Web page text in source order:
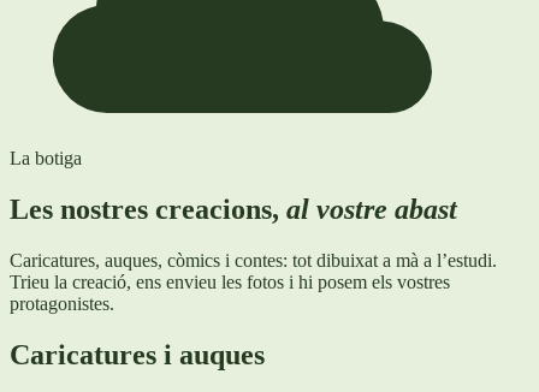
La botiga
Les nostres creacions, al vostre abast
Caricatures, auques, còmics i contes: tot dibuixat a mà a l’estudi.
Trieu la creació, ens envieu les fotos i hi posem els vostres
protagonistes.
Caricatures i auques